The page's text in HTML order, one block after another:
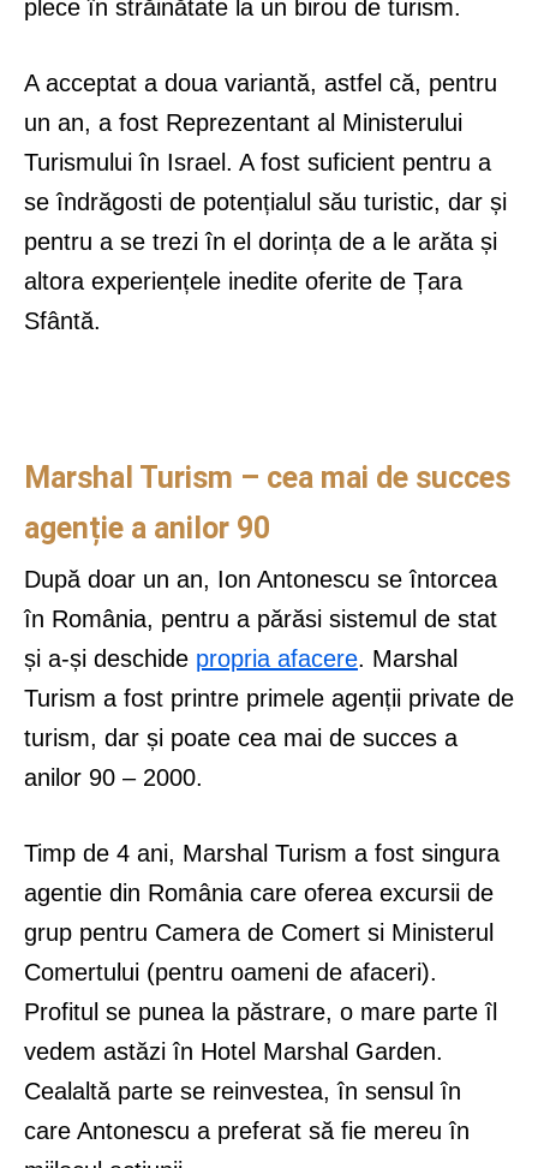
plece în străinătate la un birou de turism.
A acceptat a doua variantă, astfel că, pentru
un an, a fost Reprezentant al Ministerului
Turismului în Israel. A fost suficient pentru a
se îndrăgosti de potențialul său turistic, dar și
pentru a se trezi în el dorința de a le arăta și
altora experiențele inedite oferite de Țara
Sfântă.
Marshal Turism – cea mai de succes
agenție a anilor 90
După doar un an, Ion Antonescu se întorcea
în România, pentru a părăsi sistemul de stat
și a-și deschide propria afacere. Marshal
Turism a fost printre primele agenții private de
turism, dar și poate cea mai de succes a
anilor 90 – 2000.
Timp de 4 ani, Marshal Turism a fost singura
agentie din România care oferea excursii de
grup pentru Camera de Comert si Ministerul
Comertului (pentru oameni de afaceri).
Profitul se punea la păstrare, o mare parte îl
vedem astăzi în Hotel Marshal Garden.
Cealaltă parte se reinvestea, în sensul în
care Antonescu a preferat să fie mereu în